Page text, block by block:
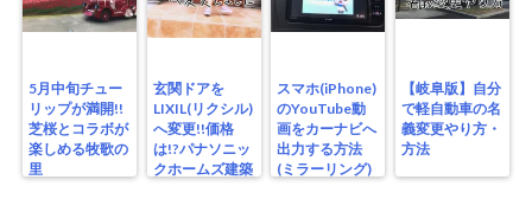
5月中旬チュー
リップが満開!!
芝桜とコラボが
楽しめる牧歌の
里
玄関ドアを
LIXIL(リクシル)
へ変更!!価格
は!?パナソニッ
クホームズ建築
スマホ(iPhone)
のYouTube動
画をカーナビへ
出力する方法
(ミラーリング)
【岐阜版】自分
で軽自動車の名
義変更やり方・
方法